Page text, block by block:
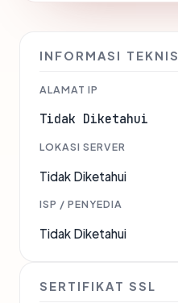
INFORMASI TEKNIS
ALAMAT IP
Tidak Diketahui
LOKASI SERVER
Tidak Diketahui
ISP / PENYEDIA
Tidak Diketahui
SERTIFIKAT SSL